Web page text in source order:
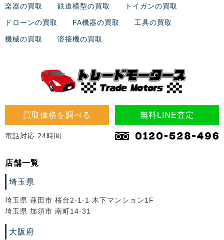
買取価格を調べる 無料LINE査定
電話対応 24時間
店舗一覧
埼玉県
埼玉県 蓮田市 桜台2-1-1 木下マンション1F
埼玉県 加須市 南町14-31
大阪府
楽器の買取 鉄道模型の買取 トイガンの買取
ドローンの買取 FA機器の買取 工具の買取
機械の買取 溶接機の買取